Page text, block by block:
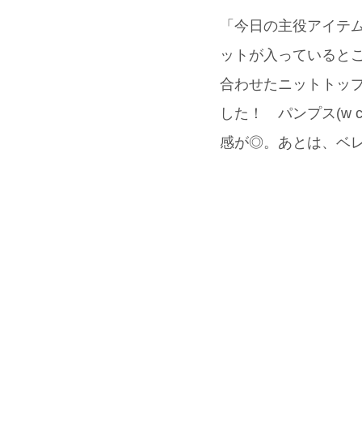
「今日の主役アイ
ットが入っている
合わせたニットトッ
した！ パンプス(w
感が◎。あとは、ベ